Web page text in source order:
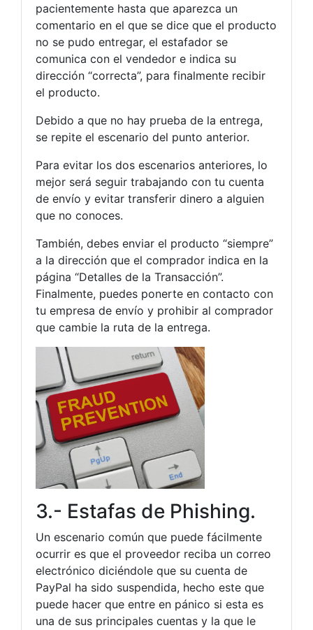
pacientemente hasta que aparezca un
comentario en el que se dice que el producto
no se pudo entregar, el estafador se
comunica con el vendedor e indica su
dirección “correcta”, para finalmente recibir
el producto.
Debido a que no hay prueba de la entrega,
se repite el escenario del punto anterior.
Para evitar los dos escenarios anteriores, lo
mejor será seguir trabajando con tu cuenta
de envío y evitar transferir dinero a alguien
que no conoces.
También, debes enviar el producto “siempre”
a la dirección que el comprador indica en la
página “Detalles de la Transacción”.
Finalmente, puedes ponerte en contacto con
tu empresa de envío y prohibir al comprador
que cambie la ruta de la entrega.
3.- Estafas de Phishing.
Un escenario común que puede fácilmente
ocurrir es que el proveedor reciba un correo
electrónico diciéndole que su cuenta de
PayPal ha sido suspendida, hecho este que
puede hacer que entre en pánico si esta es
una de sus principales cuentas y la que le